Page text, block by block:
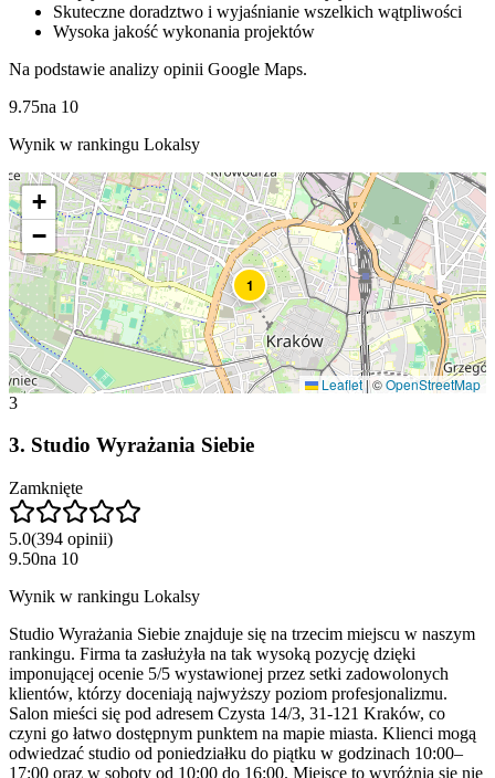
Skuteczne doradztwo i wyjaśnianie wszelkich wątpliwości
Wysoka jakość wykonania projektów
Na podstawie analizy opinii Google Maps.
9.75na 10
Wynik w rankingu Lokalsy
1
+
−
Leaflet |©OpenStreetMap
3
3. Studio Wyrażania Siebie
Zamknięte
5.0(394 opinii)
9.50na 10
Wynik w rankingu Lokalsy
Studio Wyrażania Siebie znajduje się na trzecim miejscu w naszym
rankingu. Firma ta zasłużyła na tak wysoką pozycję dzięki
imponującej ocenie 5/5 wystawionej przez setki zadowolonych
klientów, którzy doceniają najwyższy poziom profesjonalizmu.
Salon mieści się pod adresem Czysta 14/3, 31-121 Kraków, co
czyni go łatwo dostępnym punktem na mapie miasta. Klienci mogą
odwiedzać studio od poniedziałku do piątku w godzinach 10:00–
17:00 oraz w soboty od 10:00 do 16:00. Miejsce to wyróżnia się nie